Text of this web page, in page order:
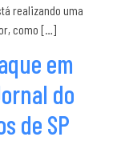
realizando uma
como […]
em
do
de SP